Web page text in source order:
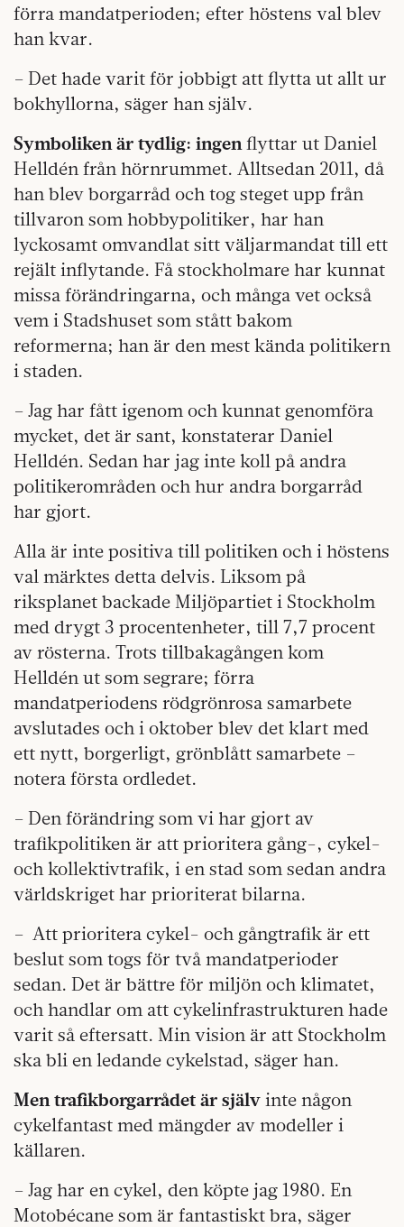
förra mandatperioden; efter höstens val blev
han kvar.
– Det hade varit för jobbigt att flytta ut allt ur
bokhyllorna, säger han själv.
Symboliken är tydlig: ingen flyttar ut Daniel
Helldén från hörnrummet. Alltsedan 2011, då
han blev borgarråd och tog steget upp från
tillvaron som hobbypolitiker, har han
lyckosamt omvandlat sitt väljarmandat till ett
rejält inflytande. Få stockholmare har kunnat
missa förändringarna, och många vet också
vem i Stadshuset som stått bakom
reformerna; han är den mest kända politikern
i staden.
– Jag har fått igenom och kunnat genomföra
mycket, det är sant, konstaterar Daniel
Helldén. Sedan har jag inte koll på andra
politikerområden och hur andra borgarråd
har gjort.
Alla är inte positiva till politiken och i höstens
val märktes detta delvis. Liksom på
riksplanet backade Miljöpartiet i Stockholm
med drygt 3 procentenheter, till 7,7 procent
av rösterna. Trots tillbakagången kom
Helldén ut som segrare; förra
mandatperiodens rödgrönrosa samarbete
avslutades och i oktober blev det klart med
ett nytt, borgerligt, grönblått samarbete –
notera första ordledet.
– Den förändring som vi har gjort av
trafikpolitiken är att prioritera gång-, cykel-
och kollektivtrafik, i en stad som sedan andra
världskriget har prioriterat bilarna.
– Att prioritera cykel- och gångtrafik är ett
beslut som togs för två mandatperioder
sedan. Det är bättre för miljön och klimatet,
och handlar om att cykelinfrastrukturen hade
varit så eftersatt. Min vision är att Stockholm
ska bli en ledande cykelstad, säger han.
Men trafikborgarrådet är själv inte någon
cykelfantast med mängder av modeller i
källaren.
– Jag har en cykel, den köpte jag 1980. En
Motobécane som är fantastiskt bra, säger